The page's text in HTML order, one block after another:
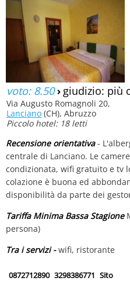
voto: 8.50› giudizio: più
Via Augusto Romagnoli 20,
Lanciano (CH), Abruzzo
Piccolo hotel: 18 letti
Recensione orientativa-
centrale di Lanciano. Le
condizionata, wifi gratuito e tv
colazione è buona ed
disponibilità da parte dei
Tariffa Minima Bassa Stagione
persona)
Tra i servizi -wifi, ristorante
0872712890 3298386771 Sito